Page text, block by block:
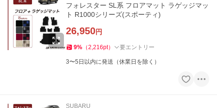
フォレスター SL系 フロアマット ラゲッジマッ
ト R1000シリーズ(スポーティ)
26,950円
9% （2,216pt） 要エントリー
3〜5日以内に発送（休業日を除く）
SUBARU